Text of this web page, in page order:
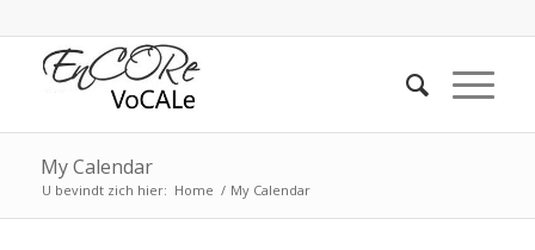
My Calendar
U bevindt zich hier: Home / My Calendar